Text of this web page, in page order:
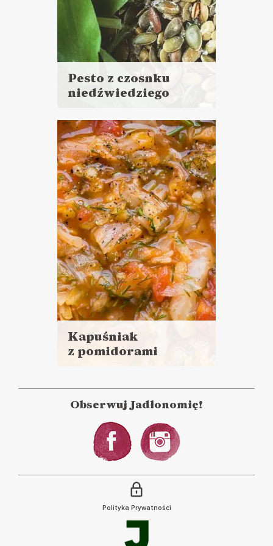
Pesto z czosnku
niedźwiedziego
więcej
Czas przygotowania:
do 30 minut
DANIA GŁÓWNE
DO CHLEBA
Kapuśniak
z pomidorami
Czas przygotowania:
do 45 minut
LUNCHE DO PRACY
MAŁO SKŁADNIKÓW 9️⃣
Obserwuj Jadłonomię!
Polityka Prywatności